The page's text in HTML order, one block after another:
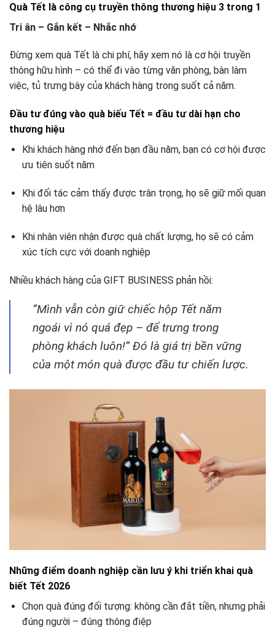
Quà Tết là công cụ truyền thông thương hiệu 3 trong 1
Tri ân – Gắn kết – Nhắc nhớ
Đừng xem quà Tết là chi phí, hãy xem nó là cơ hội truyền
thông hữu hình – có thể đi vào từng văn phòng, bàn làm
việc, tủ trưng bày của khách hàng trong suốt cả năm.
Đầu tư đúng vào quà biếu Tết = đầu tư dài hạn cho
thương hiệu
Khi khách hàng nhớ đến bạn đầu năm, bạn có cơ hội được
ưu tiên suốt năm
Khi đối tác cảm thấy được trân trọng, họ sẽ giữ mối quan
hệ lâu hơn
Khi nhân viên nhận được quà chất lượng, họ sẽ có cảm
xúc tích cực với doanh nghiệp
Nhiều khách hàng của GIFT BUSINESS phản hồi:
“Mình vẫn còn giữ chiếc hộp Tết năm
ngoái vì nó quá đẹp – để trưng trong
phòng khách luôn!” Đó là giá trị bền vững
của một món quà được đầu tư chiến lược.
Những điểm doanh nghiệp cần lưu ý khi triển khai quà
biết Tết 2026
Chọn quà đúng đối tượng: không cần đắt tiền, nhưng phải
đúng người – đúng thông điệp